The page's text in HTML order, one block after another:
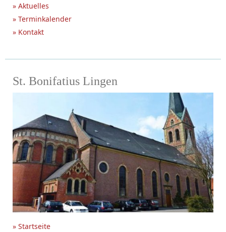
» Aktuelles
» Terminkalender
» Kontakt
St. Bonifatius Lingen
» Startseite